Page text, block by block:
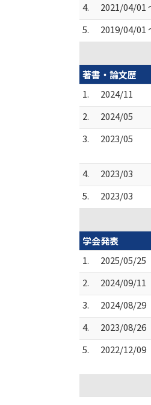
4.
2021/04/01
5.
2019/04/01
著書・論文歴
1.
2024/11
2.
2024/05
3.
2023/05
4.
2023/03
5.
2023/03
学会発表
1.
2025/05/25
2.
2024/09/11
3.
2024/08/29
4.
2023/08/26
5.
2022/12/09